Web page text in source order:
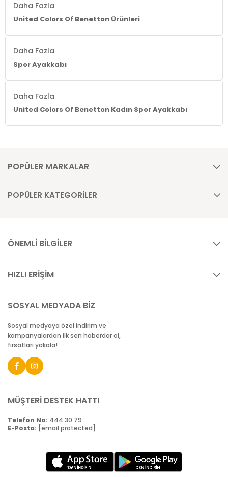
Daha Fazla
United Colors Of Benetton Ürünleri
Daha Fazla
Spor Ayakkabı
Daha Fazla
United Colors Of Benetton Kadın Spor Ayakkabı
POPÜLER MARKALAR
POPÜLER KATEGORİLER
ÖNEMLİ BİLGİLER
HIZLI ERİŞİM
SOSYAL MEDYADA BİZ
Sosyal medyaya özel indirim ve
kampanyalardan ilk sen haberdar ol,
fırsatları yakala!
MÜŞTERİ DESTEK HATTI
Telefon No: 444 30 79
E-Posta: [email protected]